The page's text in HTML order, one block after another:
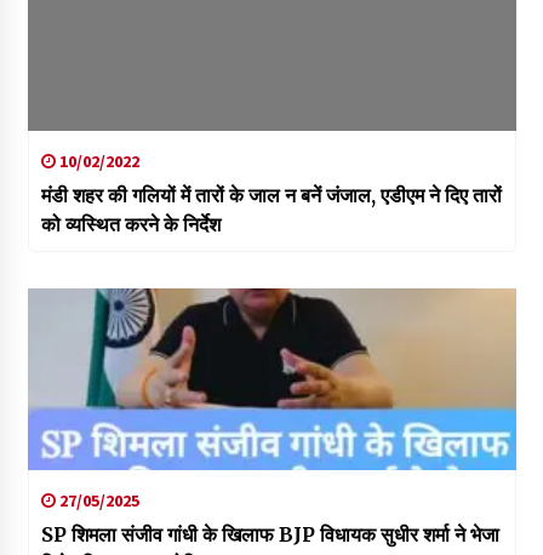
10/02/2022
मंडी शहर की गलियों में तारों के जाल न बनें जंजाल, एडीएम ने दिए तारों
को व्यस्थित करने के निर्देश
27/05/2025
SP शिमला संजीव गांधी के खिलाफ BJP विधायक सुधीर शर्मा ने भेजा